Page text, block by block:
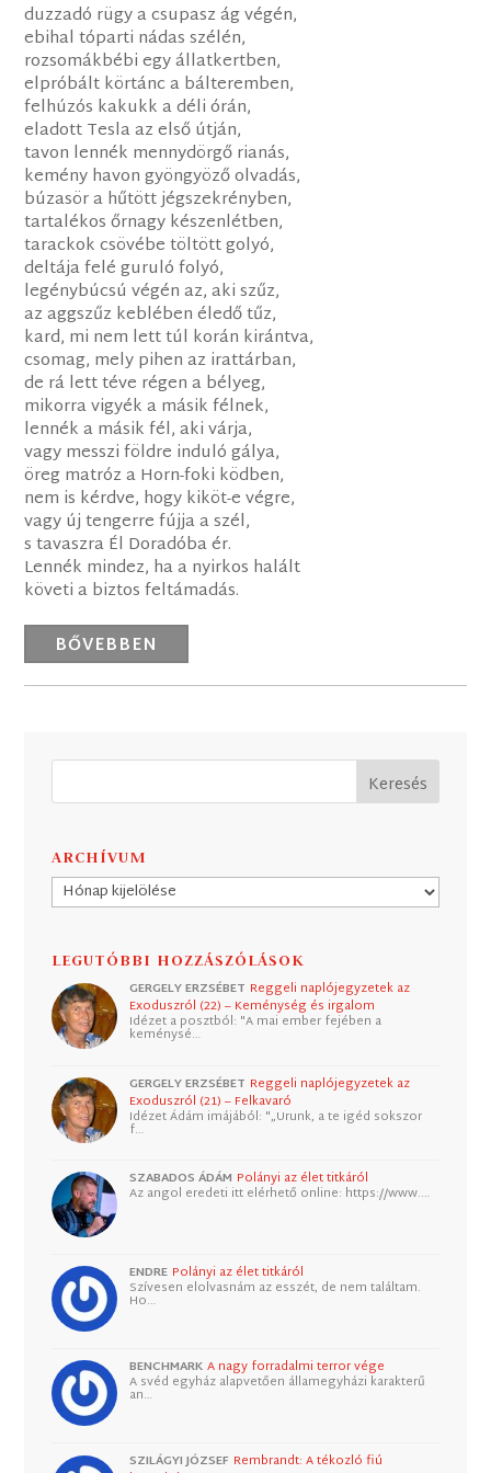
duzzadó rügy a csupasz ág végén,
ebihal tóparti nádas szélén,
rozsomákbébi egy állatkertben,
elpróbált körtánc a bálteremben,
felhúzós kakukk a déli órán,
eladott Tesla az első útján,
tavon lennék mennydörgő rianás,
kemény havon gyöngyöző olvadás,
búzasör a hűtött jégszekrényben,
tartalékos őrnagy készenlétben,
tarackok csövébe töltött golyó,
deltája felé guruló folyó,
legénybúcsú végén az, aki szűz,
az aggszűz keblében éledő tűz,
kard, mi nem lett túl korán kirántva,
csomag, mely pihen az irattárban,
de rá lett téve régen a bélyeg,
mikorra vigyék a másik félnek,
lennék a másik fél, aki várja,
vagy messzi földre induló gálya,
öreg matróz a Horn-foki ködben,
nem is kérdve, hogy kiköt-e végre,
vagy új tengerre fújja a szél,
s tavaszra Él Doradóba ér.
Lennék mindez, ha a nyirkos halált
követi a biztos feltámadás.
BŐVEBBEN
ARCHÍVUM
Archívum
LEGUTÓBBI HOZZÁSZÓLÁSOK
GERGELY ERZSÉBET Reggeli naplójegyzetek az
Exoduszról (22) – Keménység és irgalom
Idézet a posztból: "A mai ember fejében a
keménysé…
GERGELY ERZSÉBET Reggeli naplójegyzetek az
Exoduszról (21) – Felkavaró
Idézet Ádám imájából: "„Urunk, a te igéd sokszor
f…
SZABADOS ÁDÁM Polányi az élet titkáról
Az angol eredeti itt elérhető online: https://www.…
ENDRE Polányi az élet titkáról
Szívesen elolvasnám az esszét, de nem találtam.
Ho…
BENCHMARK A nagy forradalmi terror vége
A svéd egyház alapvetően államegyházi karakterű
an…
SZILÁGYI JÓZSEF Rembrandt: A tékozló fiú